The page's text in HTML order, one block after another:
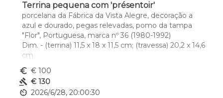
Terrina pequena com 'présentoir'
porcelana da Fábrica da Vista Alegre, decoração a
azul e dourado, pegas relevadas, pomo da tampa
"Flor", Portuguesa, marca nº 36 (1980-1992)
Dim. - (terrina) 11,5 x 18 x 11,5 cm; (travessa) 20,2 x 14,6
cm
euro_symbol € 100
gavel € 130
av_timer 2026/6/28, 20:00:30